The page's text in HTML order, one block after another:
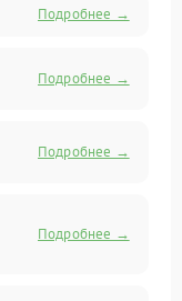
Подробнее →
Подробнее →
Подробнее →
Подробнее →